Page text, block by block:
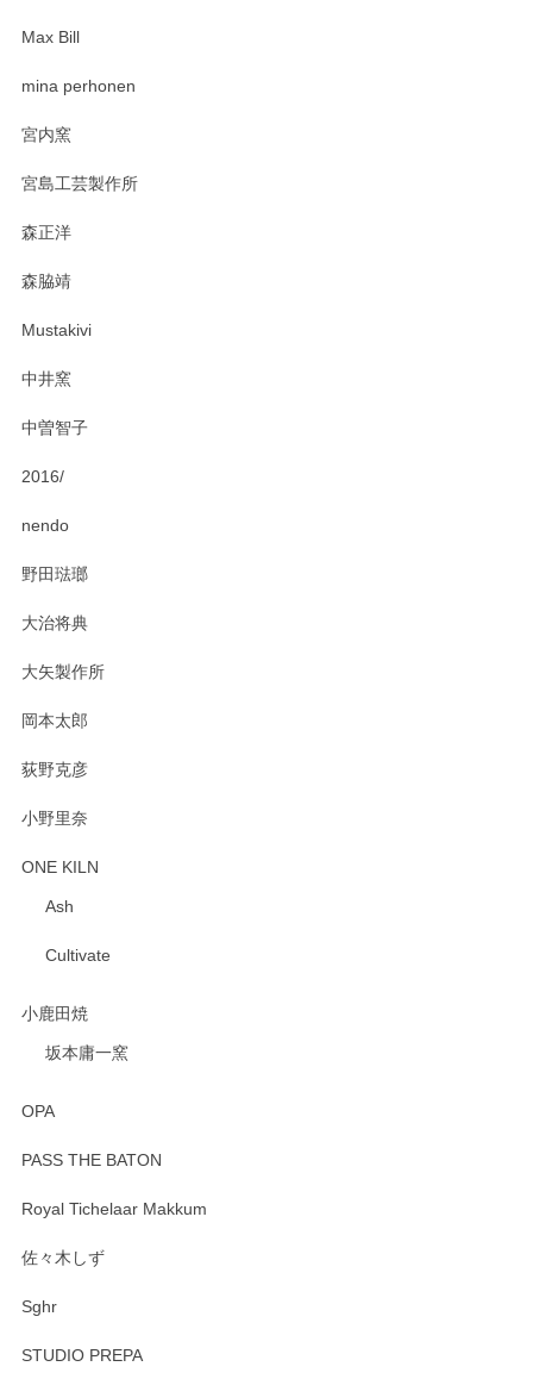
おかけしました。 ありがとうございます。
Max Bill
mina perhonen
宮内窯
宮島工芸製作所
森正洋
森脇靖
Mustakivi
中井窯
中曽智子
2016/
nendo
野田琺瑯
大治将典
大矢製作所
岡本太郎
荻野克彦
小野里奈
ONE KILN
Ash
Cultivate
小鹿田焼
坂本庸一窯
OPA
PASS THE BATON
Royal Tichelaar Makkum
佐々木しず
Sghr
STUDIO PREPA